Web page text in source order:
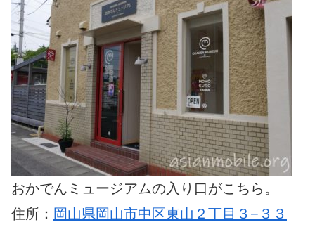
おかでんミュージアムの入り口がこちら。
住所： 岡山県岡山市中区東山２丁目３−３３